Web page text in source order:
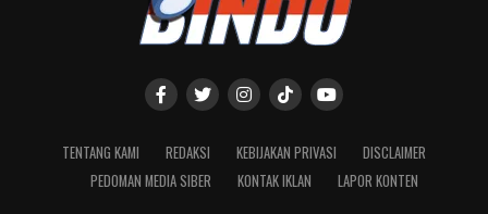
TENTANG KAMI REDAKSI KEBIJAKAN PRIVASI
DISCLAIMER
PEDOMAN MEDIA SIBER
KONTAK IKLAN LAPOR KONTEN